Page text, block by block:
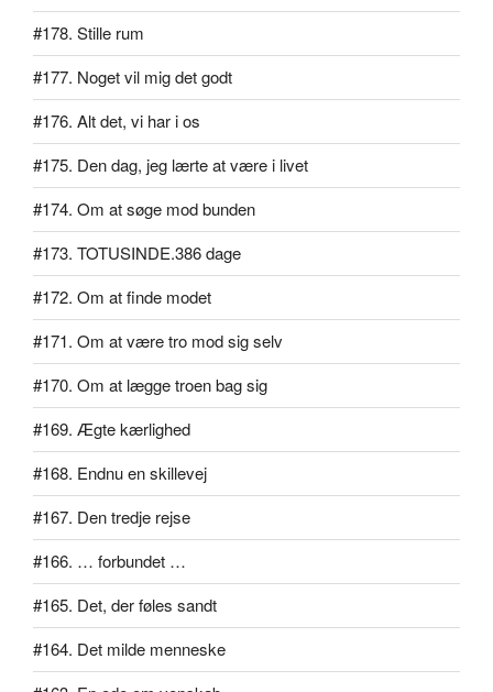
#178. Stille rum
#177. Noget vil mig det godt
#176. Alt det, vi har i os
#175. Den dag, jeg lærte at være i livet
#174. Om at søge mod bunden
#173. TOTUSINDE.386 dage
#172. Om at finde modet
#171. Om at være tro mod sig selv
#170. Om at lægge troen bag sig
#169. Ægte kærlighed
#168. Endnu en skillevej
#167. Den tredje rejse
#166. … forbundet …
#165. Det, der føles sandt
#164. Det milde menneske